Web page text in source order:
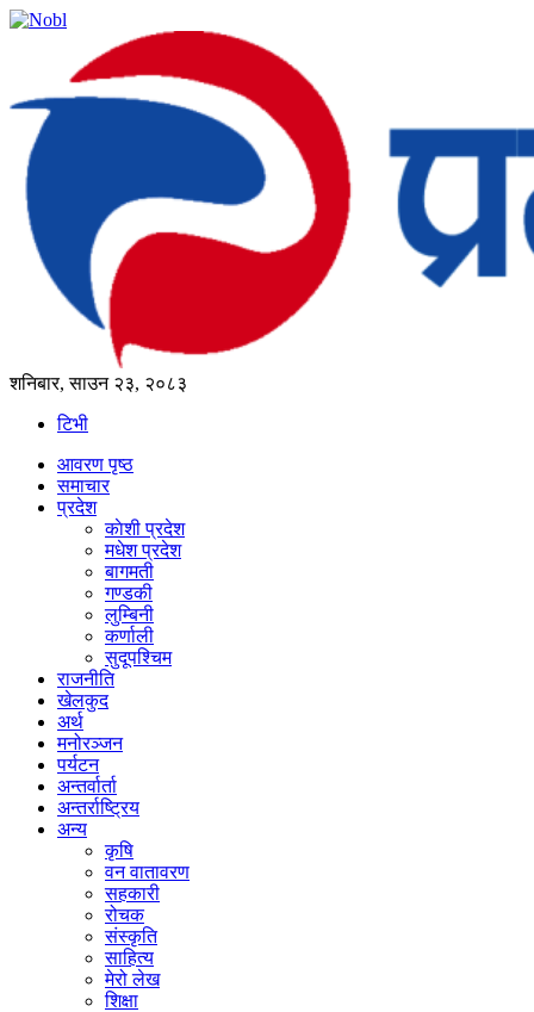
शनिबार, साउन २३, २०८३
टिभी
आवरण पृष्‍ठ
समाचार
प्रदेश
काेशी प्रदेश
मधेश प्रदेश
बागमती
गण्डकी
लुम्बिनी
कर्णाली
सुदूपश्‍चिम
राजनीति
खेलकुद
अर्थ
मनोरञ्‍जन
पर्यटन
अन्तर्वार्ता
अन्तर्राष्‍ट्रिय
अन्य
कृषि
वन वातावरण
सहकारी
रोचक
संस्कृति
साहित्य
मेरो लेख
शिक्षा